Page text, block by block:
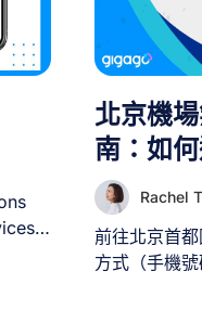
北京機
南：如
Rachel
前往北京首
方式（手機